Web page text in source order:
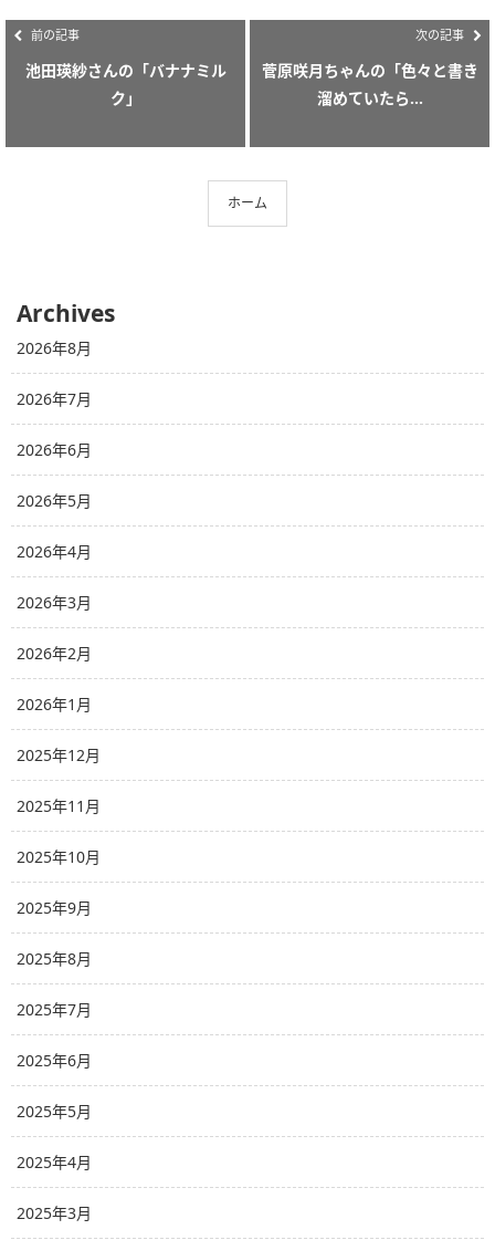
前の記事
池田瑛紗さんの「バナナミル
ク」
次の記事
菅原咲月ちゃんの「色々と書き
溜めていたら...
ホーム
Archives
2026年8月
2026年7月
2026年6月
2026年5月
2026年4月
2026年3月
2026年2月
2026年1月
2025年12月
2025年11月
2025年10月
2025年9月
2025年8月
2025年7月
2025年6月
2025年5月
2025年4月
2025年3月